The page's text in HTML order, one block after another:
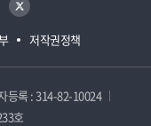
저작권정책
등록 : 314-82-10024
호